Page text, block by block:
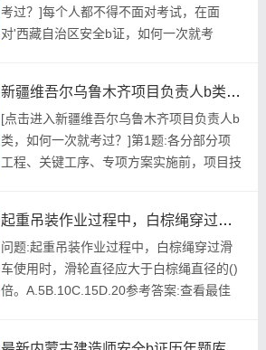
运C.码放整齐D.待捆绑牢固后方可起吊E....
考过？]每个人都不得不面对考试，在面
对'西藏自治区安全b证，如何一次就考
们，这启发了我们，既然如此，珍惜每一次
建筑考试可以使生命变的更有价值。不管你
觉得这个建筑考试难不难，对于你来说都是
百分来对待那开始我们就来找题...
新疆维吾尔乌鲁木齐项目负责人b类，如何一次就考过？
[点击进入新疆维吾尔乌鲁木齐项目负责人b
类，如何一次就考过？]第1题:各分部分项
工程、关键工序、专项方案实施前，项目技
B.项目负责人C.监理人员D.方案编制人员参
考答案:查看最佳答案参考解析:教材P148
页:各分部分项工程、关键工序和专项方案
实施前，...
起重吊装作业过程中，白棕绳穿过滑车使用时，滑轮直径应大于白棕绳直径的()倍。
问题:起重吊装作业过程中，白棕绳穿过滑
车使用时，滑轮直径应大于白棕绳直径的()
倍。A.5B.10C.15D.20参考答案:查看最佳